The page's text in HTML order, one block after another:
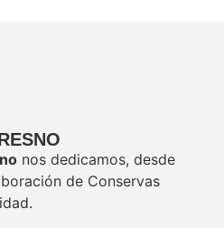
nos dedicamos, desde
de Conservas